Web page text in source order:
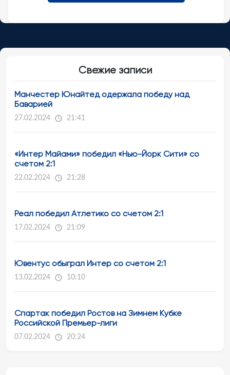
Свежие записи
Манчестер Юнайтед одержала победу над
Баварией
27.02.2024 21:41
«Интер Майами» победил «Нью-Йорк Сити» со
счетом 2:1
22.02.2024 21:28
Реал победил Атлетико со счетом 2:1
17.02.2024 21:09
Ювентус обыграл Интер со счетом 2:1
13.02.2024 10:10
Спартак победил Ростов на Зимнем Кубке
Российской Премьер-лиги
07.02.2024 20:24